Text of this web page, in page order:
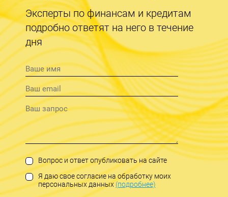
Эксперты по финансам и кредитам
подробно ответят на него в течение
дня
Вопрос и ответ опубликовать на сайте
Я даю свое согласие на обработку моих
персональных данных(подробнее)